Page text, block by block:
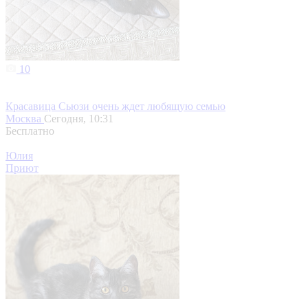
10
Красавица Сьюзи очень ждет любящую семью
Москва Сегодня, 10:31
Бесплатно
Юлия
Приют